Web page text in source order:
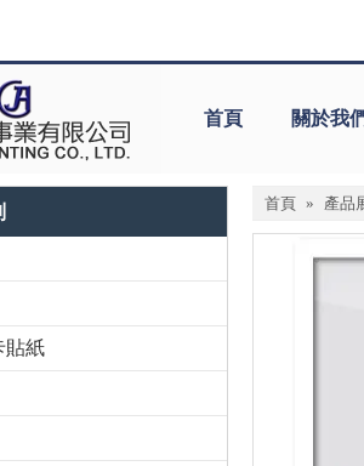
首頁 關於我
貼紙
首頁 » 產品